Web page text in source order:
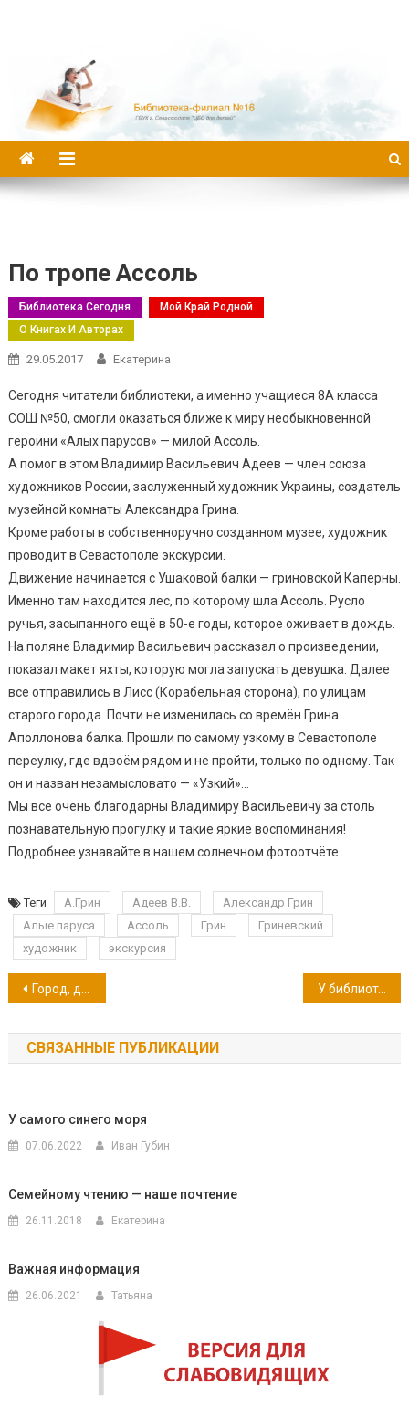
По тропе Ассоль
Библиотека Сегодня
Мой Край Родной
О Книгах И Авторах
29.05.2017 Екатерина
Сегодня читатели библиотеки, а именно учащиеся 8А класса
СОШ №50, смогли оказаться ближе к миру необыкновенной
героини «Алых парусов» — милой Ассоль.
А помог в этом Владимир Васильевич Адеев — член союза
художников России, заслуженный художник Украины, создатель
музейной комнаты Александра Грина.
Кроме работы в собственноручно созданном музее, художник
проводит в Севастополе экскурсии.
Движение начинается с Ушаковой балки — гриновской Каперны.
Именно там находится лес, по которому шла Ассоль. Русло
ручья, засыпанного ещё в 50-е годы, которое оживает в дождь.
На поляне Владимир Васильевич рассказал о произведении,
показал макет яхты, которую могла запускать девушка. Далее
все отправились в Лисс (Корабельная сторона), по улицам
старого города. Почти не изменилась со времён Грина
Аполлонова балка. Прошли по самому узкому в Севастополе
переулку, где вдвоём рядом и не пройти, только по одному. Так
он и назван незамысловато — «Узкий»…
Мы все очень благодарны Владимиру Васильевичу за столь
познавательную прогулку и такие яркие воспоминания!
Подробнее узнавайте в нашем солнечном фотоотчёте.
Теги А.Грин Адеев В.В.
Александр Грин
Алые паруса
Ассоль Грин
Гриневский
художник
экскурсия
Навигация
по
записям
Город, достойный поклонения! У библиотеки юбилей!
СВЯЗАННЫЕ ПУБЛИКАЦИИ
У самого синего моря
07.06.2022 Иван Губин
Семейному чтению — наше почтение
26.11.2018 Екатерина
Важная информация
26.06.2021 Татьяна